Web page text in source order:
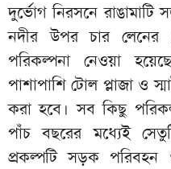
‎দুর্ভোগ নিরসনে
নদীর উপর চার লেনের
পরিকল্পনা নেওয়া
পাশাপাশি টোল প্লাজা ও
করা হবে। সব কিছু
পাঁচ বছরের মধ্যেই
প্রকল্পটি সড়ক পরিবহন